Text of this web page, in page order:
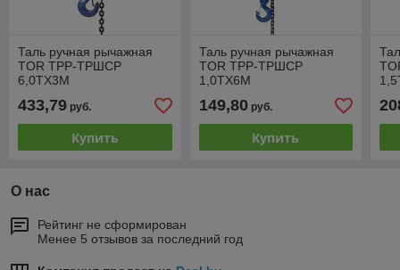
Таль ручная рычажная
TOR ТРР-ТРШСР
6,0ТХ3М
433,79 руб.
Купить
Таль ручная рычажная
TOR ТРР-ТРШСР
1,0ТХ6М
149,80руб.
Купить
О нас
Рейтинг не сформирован
Менее 5 отзывов за последний год